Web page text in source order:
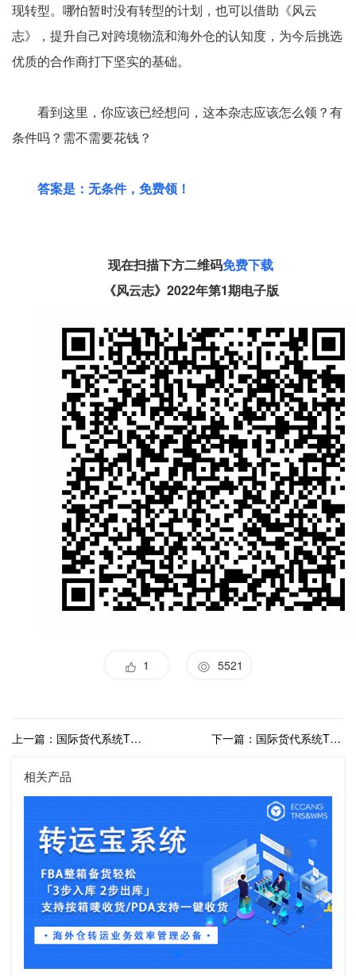
现转型。哪怕暂时没有转型的计划，也可以借助《风云
志》，提升自己对跨境物流和海外仓的认知度，为今后挑选
优质的合作商打下坚实的基础。
看到这里，你应该已经想问，这本杂志应该怎么领？有
条件吗？需不需要花钱？
答案是：无条件，免费领！
现在扫描下方二维码免费下载
《风云志》2022年第1期电子版
1 5521
上一篇：国际货代系统TMS软件怎么选择 下一篇：国际货代系统TMS软件
相关产品